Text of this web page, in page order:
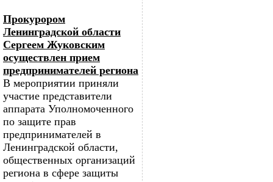
Прокурором
Ленинградской области
Сергеем Жуковским
осуществлен прием
предпринимателей региона
В мероприятии приняли
участие представители
аппарата Уполномоченного
по защите прав
предпринимателей в
Ленинградской области,
общественных организаций
региона в сфере защиты